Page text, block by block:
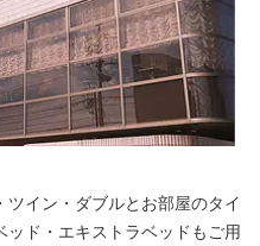
イン・ダブルとお部屋のタイ
ド・エキストラベッドもご用